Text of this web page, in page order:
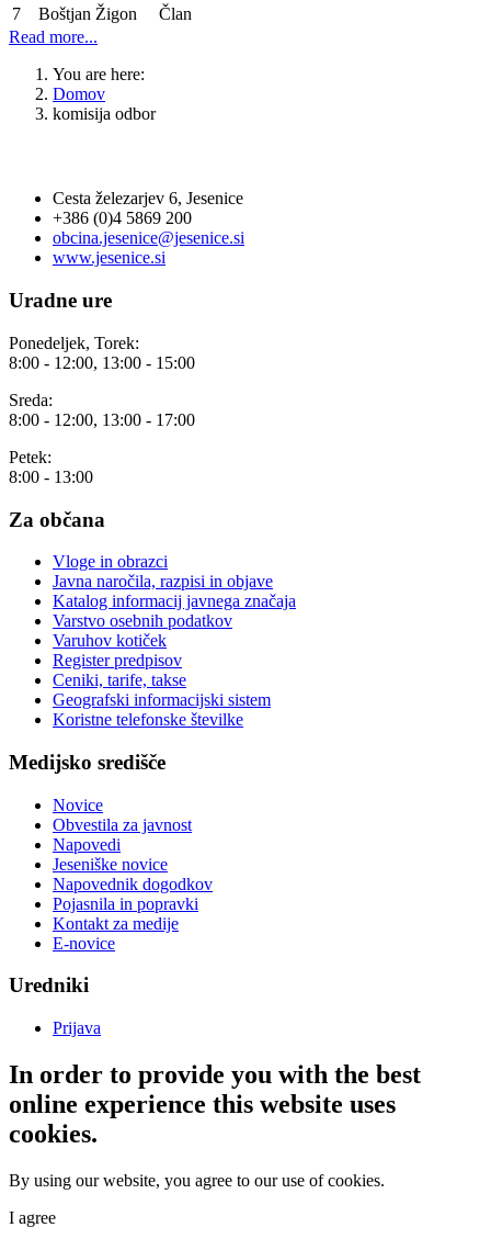
7
Boštjan Žigon
Član
Read more...
You are here:
Domov
komisija odbor
Cesta železarjev 6, Jesenice
+386 (0)4 5869 200
obcina.jesenice@jesenice.si
www.jesenice.si
Uradne ure
Ponedeljek, Torek:
8:00 - 12:00, 13:00 - 15:00
Sreda:
8:00 - 12:00, 13:00 - 17:00
Petek:
8:00 - 13:00
Za občana
Vloge in obrazci
Javna naročila, razpisi in objave
Katalog informacij javnega značaja
Varstvo osebnih podatkov
Varuhov kotiček
Register predpisov
Ceniki, tarife, takse
Geografski informacijski sistem
Koristne telefonske številke
Medijsko središče
Novice
Obvestila za javnost
Napovedi
Jeseniške novice
Napovednik dogodkov
Pojasnila in popravki
Kontakt za medije
E-novice
Uredniki
Prijava
In order to provide you with the best
online experience this website uses
cookies.
By using our website, you agree to our use of cookies.
I agree